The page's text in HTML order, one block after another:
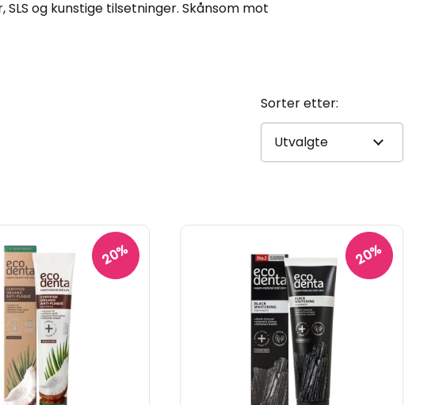
og kunstige tilsetninger. Skånsom mot
Sorter etter:
20% 20%